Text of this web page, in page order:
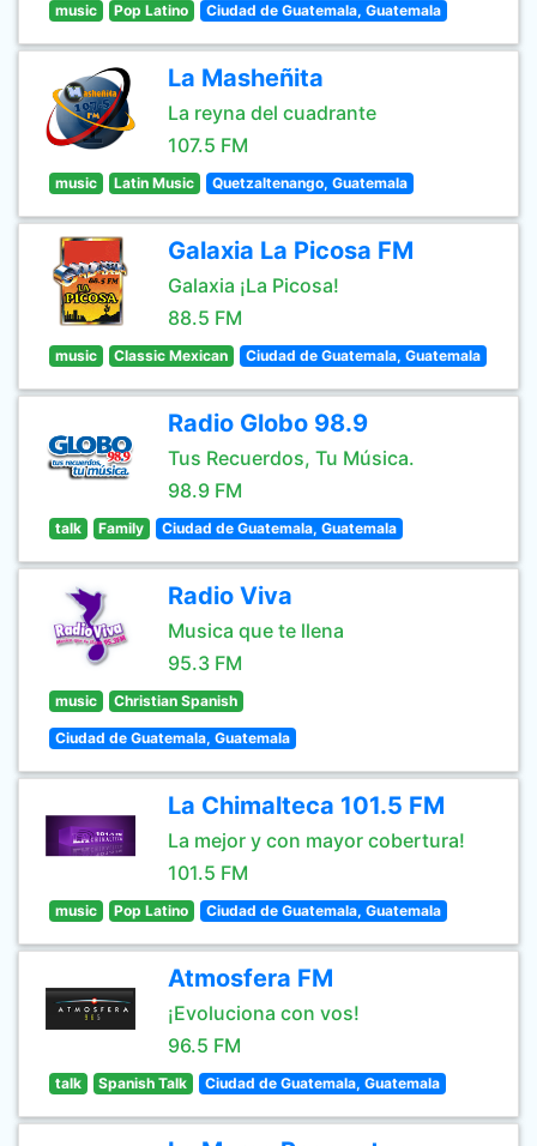
music Pop Latino Ciudad de Guatemala, Guatemala
La Masheñita
La reyna del cuadrante
107.5 FM
music Latin Music Quetzaltenango, Guatemala
Galaxia La Picosa FM
Galaxia ¡La Picosa!
88.5 FM
music Classic Mexican Ciudad de Guatemala, Guatemala
Radio Globo 98.9
Tus Recuerdos, Tu Música.
98.9 FM
talk Family Ciudad de Guatemala, Guatemala
Radio Viva
Musica que te llena
95.3 FM
music Christian Spanish
Ciudad de Guatemala, Guatemala
La Chimalteca 101.5 FM
La mejor y con mayor cobertura!
101.5 FM
music Pop Latino Ciudad de Guatemala, Guatemala
Atmosfera FM
¡Evoluciona con vos!
96.5 FM
talk Spanish Talk Ciudad de Guatemala, Guatemala